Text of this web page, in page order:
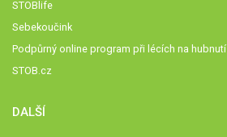
STOBlife
Sebekoučink
Podpůrný online program při lécích na hubnutí
STOB.cz
DALŠÍ